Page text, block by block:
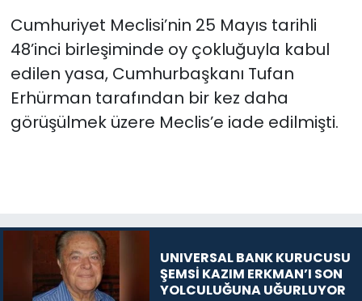
Cumhuriyet Meclisi’nin 25 Mayıs tarihli
48’inci birleşiminde oy çokluğuyla kabul
edilen yasa, Cumhurbaşkanı Tufan
Erhürman tarafından bir kez daha
görüşülmek üzere Meclis’e iade edilmişti.
UNIVERSAL BANK KURUCUSU
ŞEMSİ KAZIM ERKMAN’I SON
YOLCULUĞUNA UĞURLUYOR